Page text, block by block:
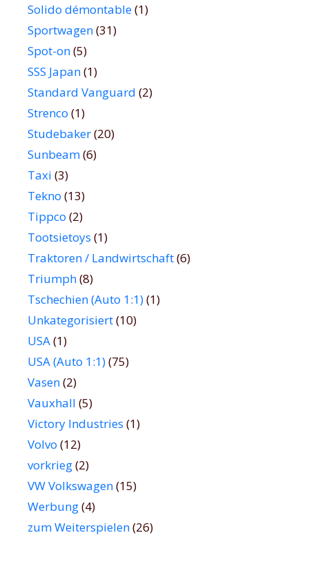
Solido démontable(1)
Sportwagen(31)
Spot-on(5)
SSS Japan(1)
Standard Vanguard (2)
Strenco (1)
Studebaker(20)
Sunbeam(6)
Taxi (3)
Tekno (13)
Tippco (2)
Tootsietoys (1)
Traktoren / Landwirtschaft(6)
Triumph(8)
Tschechien (Auto 1:1)(1)
Unkategorisiert(10)
USA(1)
USA (Auto 1:1)(75)
Vasen(2)
Vauxhall (5)
Victory Industries (1)
Volvo (12)
vorkrieg(2)
VW Volkswagen(15)
Werbung(4)
zum Weiterspielen(26)